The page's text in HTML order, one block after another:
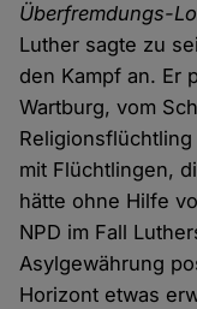
Überfremdungs-
Luther sagte zu
den Kampf an. Er
Wartburg, vom
mit Flüchtlingen,
hätte ohne Hilfe
NPD im Fall
Asylgewährung
Horizont etwas